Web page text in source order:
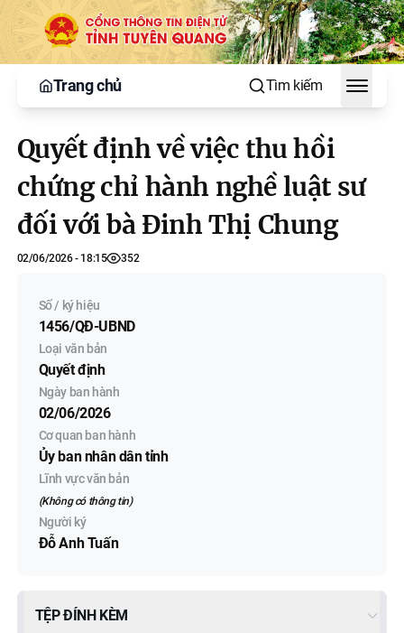
Trang chủ Tìm kiếm
Toggle
Quyết định về việc thu hồi
chứng chỉ hành nghề luật sư
đối với bà Đinh Thị Chung
02/06/2026 - 18:15 352
Số / ký hiệu
1456/QĐ-UBND
Loại văn bản
Quyết định
Ngày ban hành
02/06/2026
Cơ quan ban hành
Ủy ban nhân dân tỉnh
Lĩnh vực văn bản
(Không có thông tin)
Người ký
Đỗ Anh Tuấn
TỆP ĐÍNH KÈM